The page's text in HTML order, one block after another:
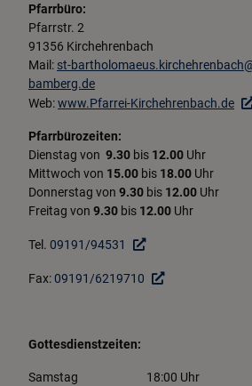
Pfarrbüro:
Pfarrstr. 2
91356 Kirchehrenbach
Mail: st-
bamberg.de
Web:www.Pfarrei-Kirchehrenbach.de
Pfarrbürozeiten:
Dienstag von 9.30 bis 12.00 Uhr
Mittwoch von 15.00 bis 18.00 Uhr
Donnerstag von 9.30 bis 12.00 Uhr
Freitag von 9.30 bis 12.00 Uhr
Tel. 09191/94531
Fax:09191/6219710
Gottesdienstzeiten:
Samstag 18:00 Uhr